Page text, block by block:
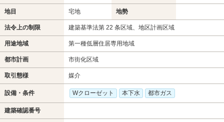
地目 宅地 地勢
法令上の制限 建築基準法第 22 条区域、地区計画区域
用途地域 第一種低層住居専用地域
都市計画 市街化区域
取引態様 媒介
設備・条件 Wクローゼット 本下水 都市ガス
建築確認番号